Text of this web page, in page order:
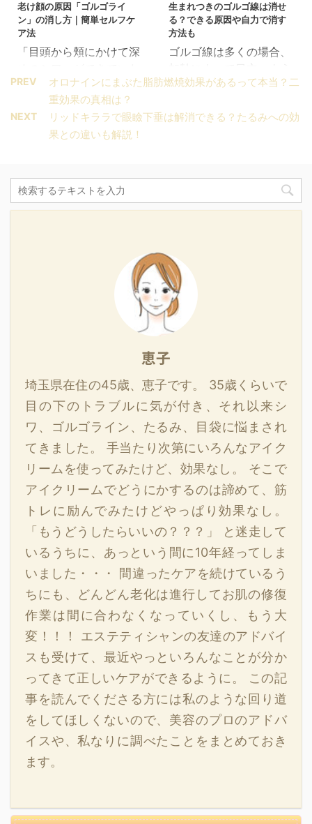
線はコツコツケアで消す
しかないですが、実は速
攻で消せるゴルゴ線もあ
るんです。 この記事でわ
かること すぐに消せるゴ
ルゴ線のタイプは？ ゴル
ゴ線がすぐ消えた！おす
すめのケア方法 この記事
のポイント！ 「筋肉の凝
ゴルゴ線はすぐに消せる
「温→冷ケア」・「ツボ
押し」・「セラミド配合
ッサージなどのセルフケ
アだけでは物足りないと
いう人は、美顔器を導入
して一段階上のケアをし
てみましょう。 この記事
でわかること ゴルゴ線を
消すのに役立つ美顔器の
タイプとおすすめの商品
たるみよりも消すのが難
しい 表皮ケアが主な役割
の化粧品だけでは改善が
老け顔の原因「ゴルゴライ
ン」の消し方｜簡単セルフケ
ア法
「目頭から頬にかけて深
ら、それは「ゴルゴライ
ン」かも。 ゴルゴライン
は老けて見えるのはもち
ろん、「凄味がある」と
も消したいですよね。
「消すにはヒアルロン酸
れませんが、セルフケア
でも消すことができま
す。 今回は、すでにでき
てしまったゴルゴライン
も自力で改善できるよ
う、以下の内容をご紹介
したいと思います。 この
ラインの原因 自力でゴル
ゴラインを消す方法 ゴル
ゴラインを消すクリ ...
生まれつきのゴルゴ線は消せ
る？できる原因や自力で消す
方法も
ゴルゴ線は多くの場合、
になります。 ですが、中
が目立つという人もいま
うかもしれませんが、思
い込みで美容外科に駆け
と 生まれつきのゴルゴ線
の原因 生まれつきのゴル
ゴ線を消す方法 美容外科
での治療の注意点 この記
事のポイント！ 生まれつ
きゴルゴ線が目立つ人
い・肌の弾力が少ないな
どの特徴がある 生まれつ
きのゴルゴ ...
PREV
オロナインにまぶた脂肪燃焼効果があるって本当？二
重効果の真相は？
NEXT
リッドキララで眼瞼下垂は解消できる？たるみへの効
果との違いも解説！
恵子
埼玉県在住の45歳、恵子です。 35歳くらいで
目の下のトラブルに気が付き、それ以来シ
ワ、ゴルゴライン、たるみ、目袋に悩まされ
てきました。 手当たり次第にいろんなアイク
リームを使ってみたけど、効果なし。 そこで
アイクリームでどうにかするのは諦めて、筋
トレに励んでみたけどやっぱり効果なし。
「もうどうしたらいいの？？？」 と迷走して
いるうちに、あっという間に10年経ってしま
いました・・・ 間違ったケアを続けているう
ちにも、どんどん老化は進行してお肌の修復
作業は間に合わなくなっていくし、もう大
変！！！ エステティシャンの友達のアドバイ
スも受けて、最近やっといろんなことが分か
ってきて正しいケアができるように。 この記
事を読んでくださる方には私のような回り道
をしてほしくないので、美容のプロのアドバ
イスや、私なりに調べたことをまとめておき
ます。